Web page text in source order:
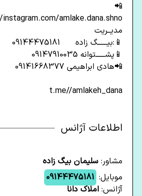
📲
amlake.dana.shno
مدیــریت
📱:بیــــــگ زاده 09144475181
📱پشــــــتوانه 09147910035
📲هادی ابراهیمی 09141668377
t.me//amlakeh_dana
اطلاعات آژانس
مشاور: سلیمان بیگ زاده
موبایل: 09144475181
آژانس: املاک دانا